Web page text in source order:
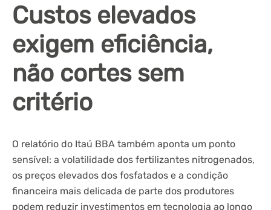
Custos elevados
exigem eficiência,
não cortes sem
critério
O relatório do Itaú BBA também aponta um ponto
sensível: a volatilidade dos fertilizantes nitrogenados,
os preços elevados dos fosfatados e a condição
financeira mais delicada de parte dos produtores
podem reduzir investimentos em tecnologia ao longo